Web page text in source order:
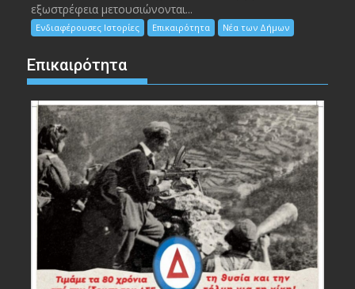
εξωστρέφεια μετουσιώνονται...
Ενδιαφέρουσες Ιστορίες Επικαιρότητα Νέα των Δήμων
Επικαιρότητα